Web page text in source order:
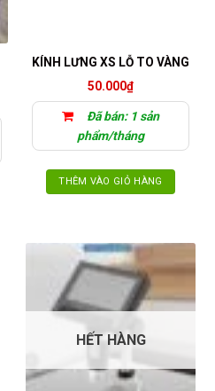
KÍNH LƯNG XS LỖ TO VÀNG
50.000₫
Đã bán: 1 sản
phẩm/tháng
THÊM VÀO GIỎ HÀNG
HẾT HÀNG